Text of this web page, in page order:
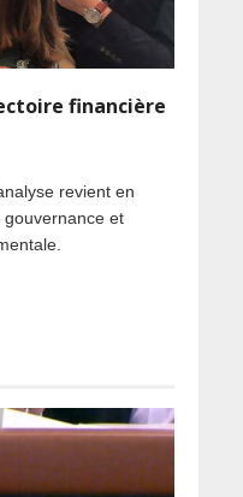
financière
revient en
et